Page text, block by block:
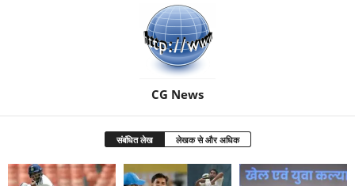
CG News
संबंधित लेख लेखक से और अधिक